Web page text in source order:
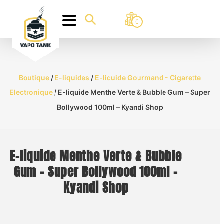
0
Boutique / E-liquides / E-liquide Gourmand - Cigarette
Electronique / E-liquide Menthe Verte & Bubble Gum – Super
Bollywood 100ml – Kyandi Shop
E-liquide Menthe Verte & Bubble
Gum – Super Bollywood 100ml –
Kyandi Shop